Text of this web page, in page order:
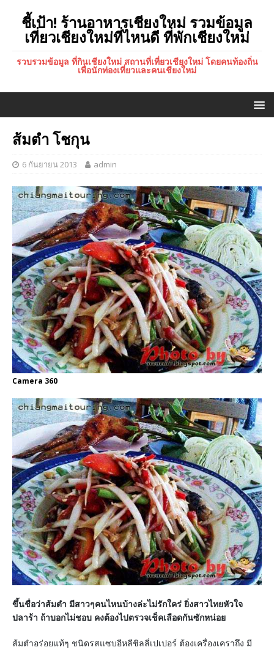
ชี้เป้า! ร้านอาหารเชียงใหม่ รวมข้อมูล
เที่ยวเชียงใหม่ที่ไหนดี ที่พักเชียงใหม่
รวบรวมข้อมูล ที่กินเชียงใหม่ สถานที่เที่ยวเชียงใหม่ โดยคนท้องถิ่น
เพื่อนักท่องเที่ยวและคนเชียงใหม่
ส้มตำ โชกุน
6 กันยายน 2013 admin
Camera 360
ขึ้นชื่อว่าส้มตำ มีสาวๆคนไหนบ้างล่ะไม่รักใคร่ ยิ่งสาวไทยหัวใจ
ปลาร้า ถ้าบอกไม่ชอบ คงต้องไปตรวจเช็คเลือดกันซักหน่อย
ส้มตำอร่อยแท้ๆ ชนิดรสแซบอีหลีชิลลี่เปเปอร์ ต้องเครื่องเคราถึง มี